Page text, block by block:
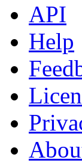
API
Help